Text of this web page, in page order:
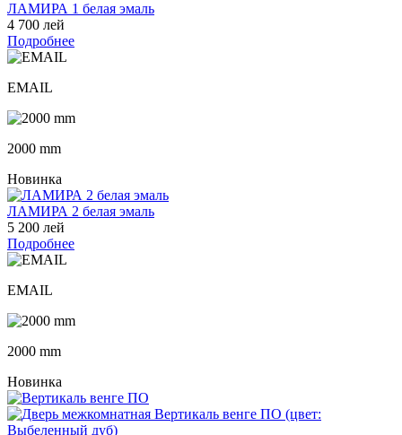
ЛАМИРА 1 белая эмаль
4 700 лей
Подробнее
EMAIL
2000 mm
Новинка
ЛАМИРА 2 белая эмаль
5 200 лей
Подробнее
EMAIL
2000 mm
Новинка